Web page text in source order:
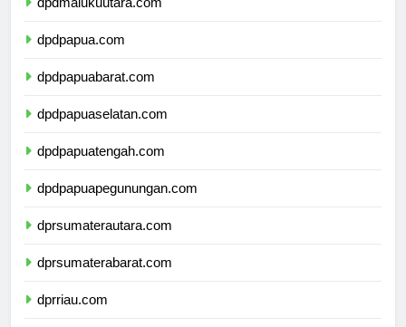
dpdpapua.com
dpdpapuabarat.com
dpdpapuaselatan.com
dpdpapuatengah.com
dpdpapuapegunungan.com
dprsumaterautara.com
dprsumaterabarat.com
dprriau.com